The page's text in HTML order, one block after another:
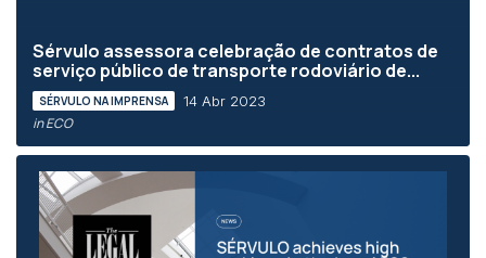
Sérvulo assessora celebração de contratos de
serviço público de transporte rodoviário de...
SÉRVULO NA IMPRENSA 14 Abr 2023
in ECO